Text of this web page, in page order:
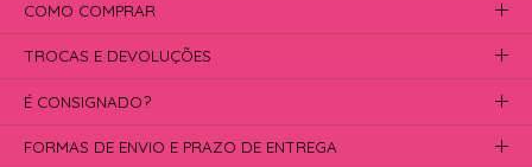
COMO COMPRAR
TROCAS E DEVOLUÇÕES
É CONSIGNADO?
FORMAS DE ENVIO E PRAZO DE ENTREGA